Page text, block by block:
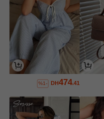
DH474.41
%1-